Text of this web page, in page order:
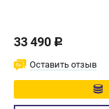
33 490 c
Оставить отзыв